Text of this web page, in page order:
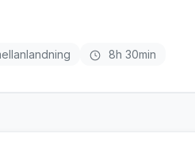
8h 30min